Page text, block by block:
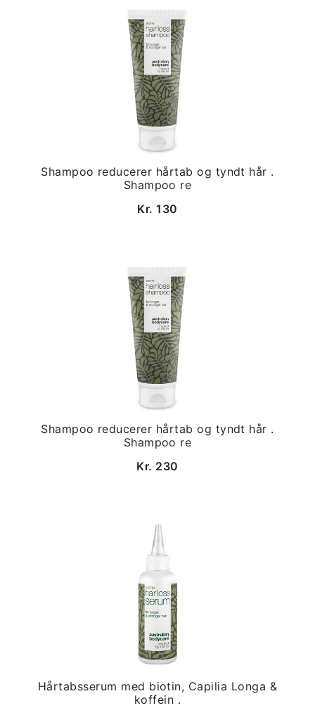
Shampoo reducerer hårtab og tyndt hår .
Shampoo re
Kr. 130
Shampoo reducerer hårtab og tyndt hår .
Shampoo re
Kr. 230
Hårtabsserum med biotin, Capilia Longa &
koffein .